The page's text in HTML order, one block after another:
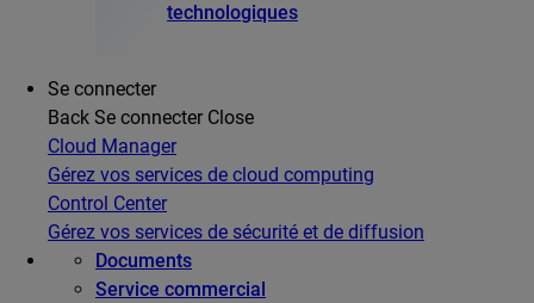
technologiques
Se connecter
Back Se connecter Close
Cloud Manager
Gérez vos services de cloud computing
Control Center
Gérez vos services de sécurité et de diffusion
Documents
Service commercial